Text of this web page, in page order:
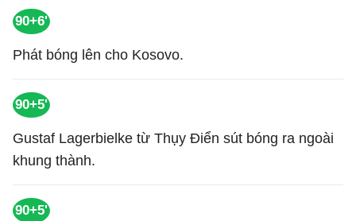
90+6'
Phát bóng lên cho Kosovo.
90+5'
Gustaf Lagerbielke từ Thụy Điển sút bóng ra ngoài
khung thành.
90+5'